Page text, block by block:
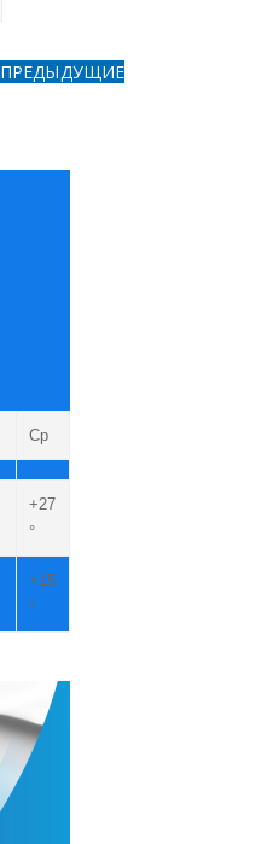
ПРЕДЫДУЩИЕ
Ср
+27
°
+15
°